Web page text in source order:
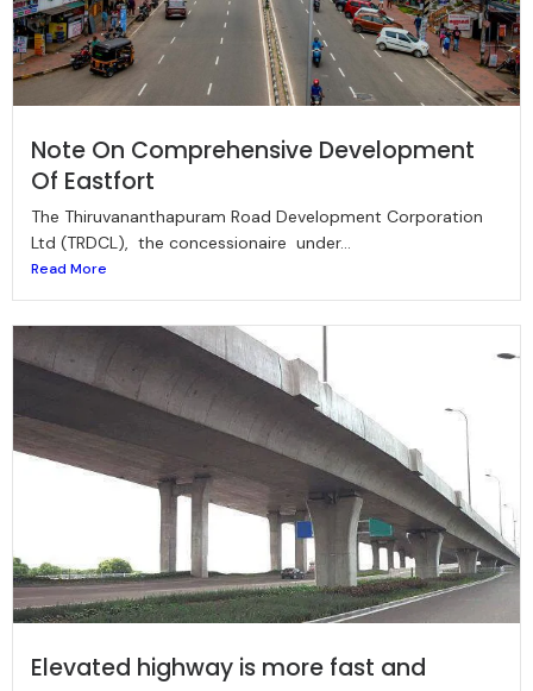
Note On Comprehensive Development
Of Eastfort
The Thiruvananthapuram Road Development Corporation
Ltd (TRDCL), the concessionaire under...
Read More
Elevated highway is more fast and